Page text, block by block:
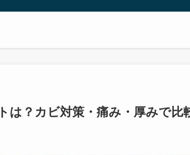
は？カビ対策・痛み・厚みで比